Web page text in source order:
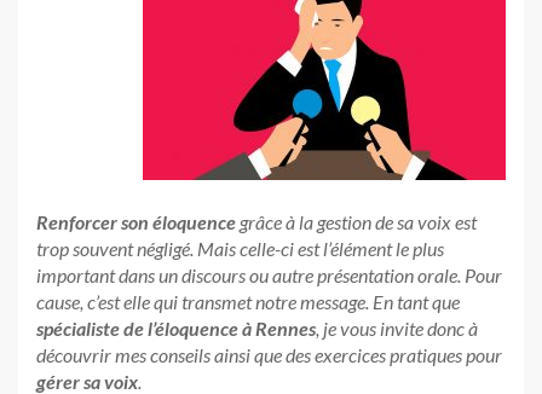
Renforcer son éloquence grâce à la gestion de sa voix est
trop souvent négligé. Mais celle-ci est l’élément le plus
important dans un discours ou autre présentation orale. Pour
cause, c’est elle qui transmet notre message. En tant que
spécialiste de l’éloquence à Rennes , je vous invite donc à
découvrir mes conseils ainsi que des exercices pratiques pour
gérer sa voix